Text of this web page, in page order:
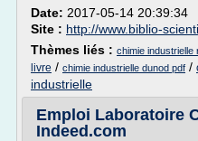
Date: 2017-05-14 20:39:34
Site : http://www.biblio-
Thèmes liés : chimie industrielle
livre / chimie industrielle dunod pdf /
industrielle
Emploi Laboratoire
Indeed.com